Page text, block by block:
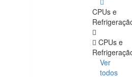
CPUs e
CPUs e
Ver
todos